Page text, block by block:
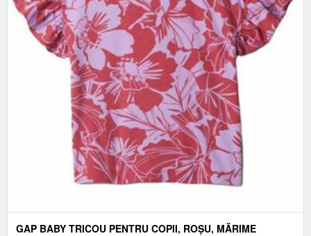
GAP BABY TRICOU PENTRU COPII, ROȘU, MĂRIME